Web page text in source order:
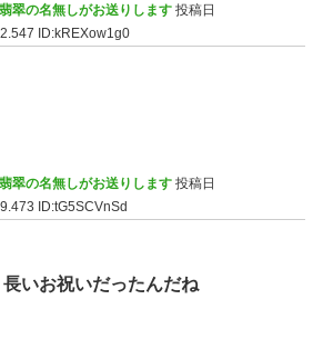
翠の名無しがお送りします 投稿日
ID:kREXow1g0
翠の名無しがお送りします 投稿日
ID:tG5SCVnSd
いお祝いだったんだね